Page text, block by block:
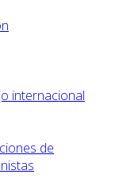
internacional
de